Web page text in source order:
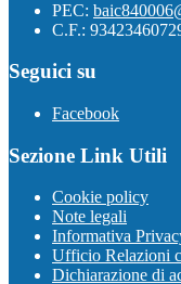
PEC:
C.F.:
Seguici su
Facebook
Sezione Link Utili
Cookie policy
Note legali
Informativa
Ufficio Relazioni
Dichiarazione di